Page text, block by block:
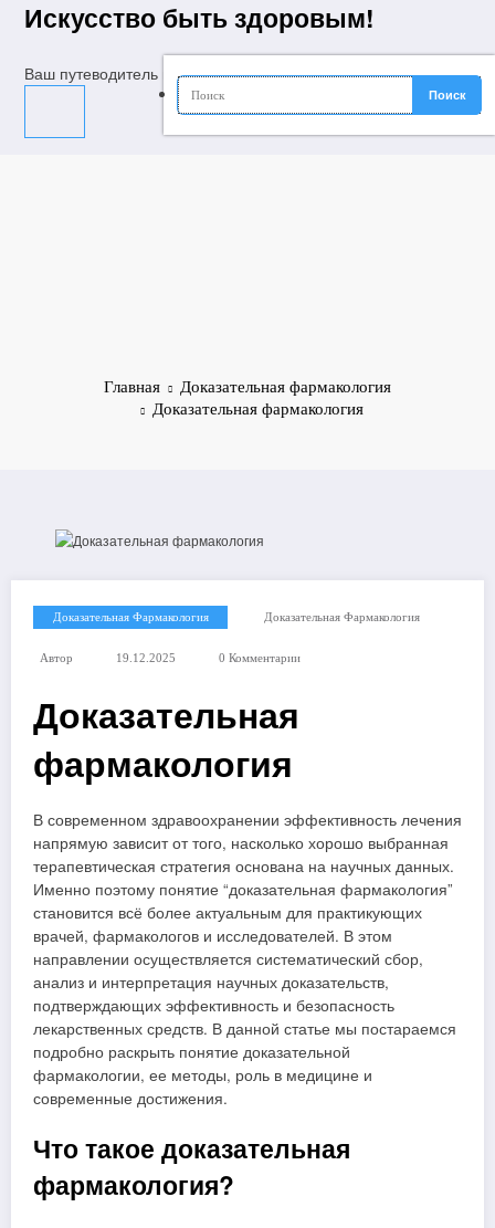
ПерейтиИскусство быть здоровым!
Ваш путеводитель в мир молодости, красоты и долголетия
Главная
Доказательная фармакология
Доказательная фармакология
Доказательная Фармакология Доказательная Фармакология
Автор 19.12.2025 0 Комментарии
Доказательная
фармакология
В современном здравоохранении эффективность лечения
напрямую зависит от того, насколько хорошо выбранная
терапевтическая стратегия основана на научных данных.
Именно поэтому понятие “доказательная фармакология”
становится всё более актуальным для практикующих
врачей, фармакологов и исследователей. В этом
направлении осуществляется систематический сбор,
анализ и интерпретация научных доказательств,
подтверждающих эффективность и безопасность
лекарственных средств. В данной статье мы постараемся
подробно раскрыть понятие доказательной
фармакологии, ее методы, роль в медицине и
современные достижения.
Что такое доказательная
фармакология?